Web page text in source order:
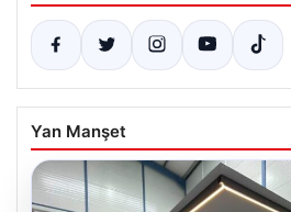
Yan Manşet